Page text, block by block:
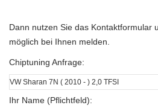
Dann nutzen Sie das Kontaktformular
möglich bei Ihnen melden.
Chiptuning Anfrage:
Ihr Name (Pflichtfeld):